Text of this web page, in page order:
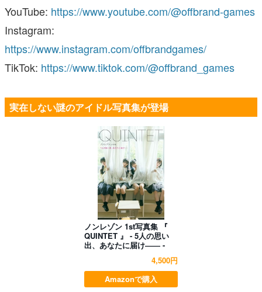
YouTube: https://www.youtube.com/@offbrand-games
Instagram:
https://www.instagram.com/offbrandgames/
TikTok: https://www.tiktok.com/@offbrand_games
実在しない謎のアイドル写真集が登場
ノンレゾン 1st写真集 『
QUINTET 』 - 5人の思い
出、あなたに届け―― -
4,500円
Amazonで購入